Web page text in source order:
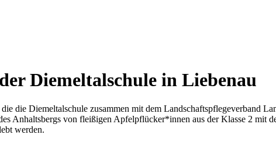
Diemeltalschule in Liebenau
die Diemeltalschule zusammen mit dem Landschaftspflegeverband
Anhaltsbergs von fleißigen Apfelpflücker*innen aus der Klasse 2 mit
werden.